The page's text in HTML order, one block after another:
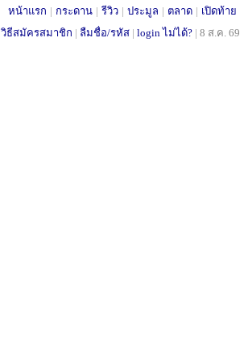
หน้าแรก | กระดาน | รีวิว | ประมูล | ตลาด | เปิดท้าย
วิธีสมัครสมาชิก | ลืมชื่อ/รหัส | login ไม่ได้? | 8 ส.ค. 69